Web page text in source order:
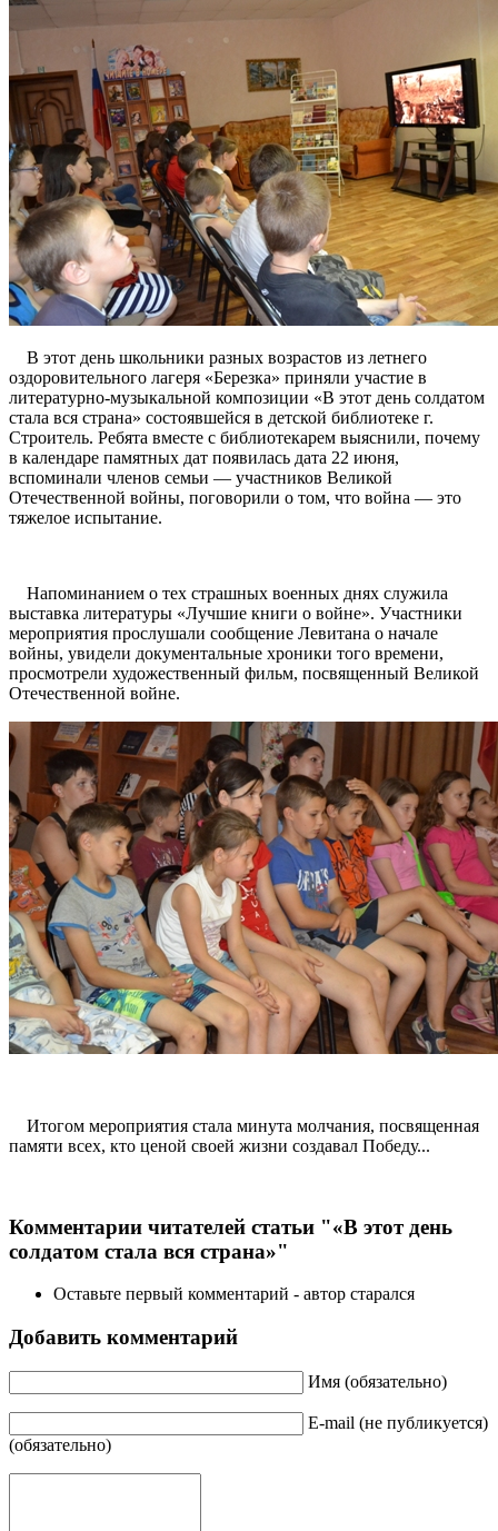
В этот день школьники разных возрастов из летнего
оздоровительного лагеря «Березка» приняли участие в
литературно-музыкальной композиции «В этот день солдатом
стала вся страна» состоявшейся в детской библиотеке г.
Строитель. Ребята вместе с библиотекарем выяснили, почему
в календаре памятных дат появилась дата 22 июня,
вспоминали членов семьи — участников Великой
Отечественной войны, поговорили о том, что война — это
тяжелое испытание.
Напоминанием о тех страшных военных днях служила
выставка литературы «Лучшие книги о войне». Участники
мероприятия прослушали сообщение Левитана о начале
войны, увидели документальные хроники того времени,
просмотрели художественный фильм, посвященный Великой
Отечественной войне.
Итогом мероприятия стала минута молчания, посвященная
памяти всех, кто ценой своей жизни создавал Победу...
Комментарии читателей статьи "«В этот день
солдатом стала вся страна»"
Оставьте первый комментарий - автор старался
Добавить комментарий
Имя (обязательно)
E-mail (не публикуется)
(обязательно)